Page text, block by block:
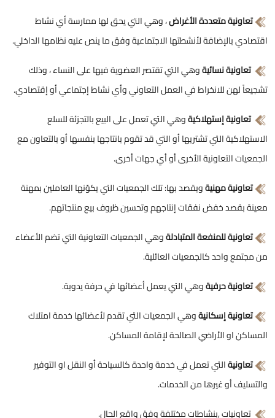
تعاونية متعددة الأغراض، وهي التي يحق لها ممارسة أي نشاط
اقتصادي بالإضافة لأنشطتها الاجتماعية وفق ما ينص عليه نظامها الداخلي.
تعاونية نسائيةوهي التي تقتصر العضوية فيها على النساء ، وذلك
تشجيعاً لهن للانخراط في العمل التعاوني وأي نشاط إجتماعي أو إقتصادي.
تعاونية إستهلاكيةوهي التي تعمل على البيع بالتجزئة للسلع
الاستهلاكية التي تشتريها أو التي قد تقوم بانتاجها بنفسها أو بالتعاون مع
الجمعيات التعاونية الأخرى أو أي جهات أخرى.
تعاونية مهنيةويقصد بها: تلك الجمعيات التي يكوّنها العاملين بمهنة
معينة بقصد خفض نفقات إنتاجهم وتحسين ظروف بيع منتجاتهم.
تعاونية للمنفعة المتبادلةوهي الجمعيات التعاونية التي تضم الأعضاء
من مجتمع واحد كالجمعيات العائلية.
تعاونية حرفيةوهي التي يعمل أعضائها في حرفة يدوية.
تعاونية إسكانيةوهي الجمعيات التي تقدم لأعضائها خدمة امتلاك
المساكن او الأراضي الصالحة لإقامة المساكن.
تعاونيةالتي تعمل في خدمة واحدة كالسياحة أو النقل او التوفير
والتسليف أو غيرها من الخدمات.
تعاونيات ,بنشاطات مختلفة وفق واقع الحال.